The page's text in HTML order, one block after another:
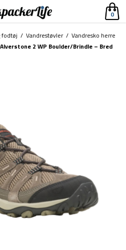
0
fodtøj / Vandrestøvler/ Vandresko herre
2 WP Boulder/Brindle – Bred